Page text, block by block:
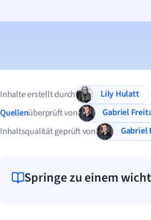
Inhalte erstellt durch
Lily Hulatt
Quellenüberprüft von
Gabriel
Inhaltsqualität geprüft von
Gabriel
Springe zu einem